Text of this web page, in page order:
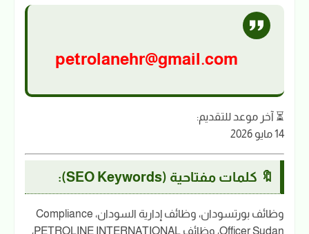
petrolanehr@gmail.com
⏳ آخر موعد للتقديم:
14 مايو 2026
🔖 كلمات مفتاحية (SEO Keywords):
وظائف بورتسودان، وظائف إدارية السودان، Compliance
Officer Sudan، وظائف PETROLINE INTERNATIONAL،